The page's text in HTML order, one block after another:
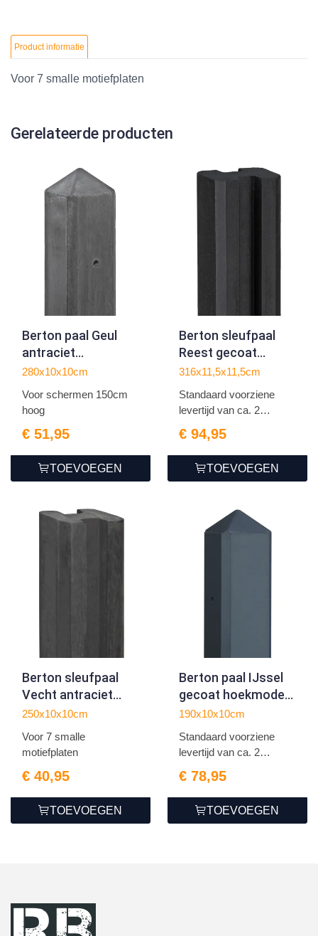
Product informatie
Voor 7 smalle motiefplaten
Gerelateerde producten
Berton paal Geul
antraciet
tussenmodel 280
280x10x10cm
Voor schermen 150cm
hoog
€ 51,95
TOEVOEGEN
Berton sleufpaal
Reest gecoat
hoekmodel 316
316x11,5x11,5cm
Standaard voorziene
levertijd van ca. 2
€ 94,95
TOEVOEGEN
Berton sleufpaal
Vecht antraciet
tussenmodel 250
250x10x10cm
Voor 7 smalle
motiefplaten
€ 40,95
TOEVOEGEN
Berton paal IJssel
gecoat hoekmodel
190
190x10x10cm
Standaard voorziene
levertijd van ca. 2
€ 78,95
TOEVOEGEN